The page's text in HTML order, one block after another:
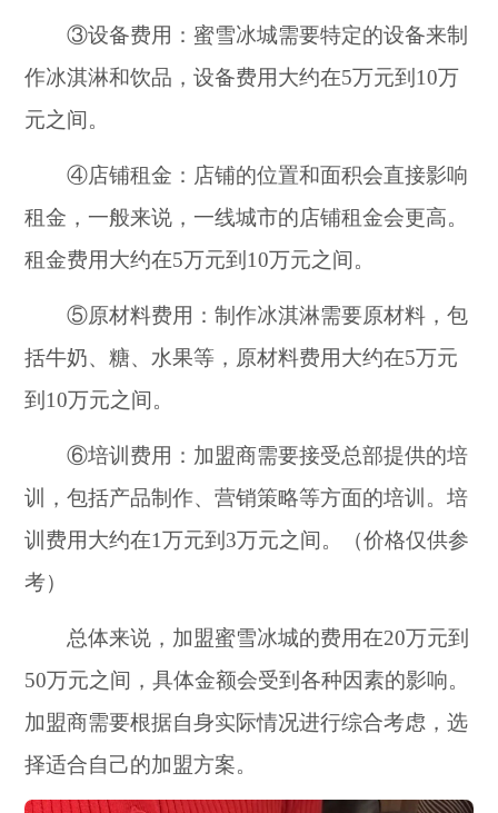
③设备费用：蜜雪冰城需要特定的设备来制
作冰淇淋和饮品，设备费用大约在5万元到10万
元之间。
④店铺租金：店铺的位置和面积会直接影响
租金，一般来说，一线城市的店铺租金会更高。
租金费用大约在5万元到10万元之间。
⑤原材料费用：制作冰淇淋需要原材料，包
括牛奶、糖、水果等，原材料费用大约在5万元
到10万元之间。
⑥培训费用：加盟商需要接受总部提供的培
训，包括产品制作、营销策略等方面的培训。培
训费用大约在1万元到3万元之间。（价格仅供参
考）
总体来说，加盟蜜雪冰城的费用在20万元到
50万元之间，具体金额会受到各种因素的影响。
加盟商需要根据自身实际情况进行综合考虑，选
择适合自己的加盟方案。